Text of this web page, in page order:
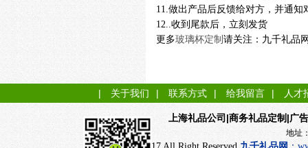
11.做出产品后反馈给对方，并通知
12..收到尾款后，立刻发货
更多玻璃杯定制 请关注：九千礼品
上海礼品公司 |商务礼品定制|广
地址：上海市闵行
| 关于我们 | 联系方式 | 给我留言 | 人才